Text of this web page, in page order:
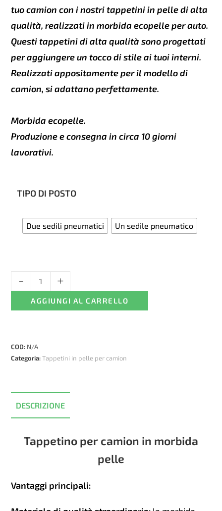
tuo camion con i nostri tappetini in pelle di alta
qualità, realizzati in morbida ecopelle per auto.
Questi tappetini di alta qualità sono progettati
per aggiungere un tocco di stile ai tuoi interni.
Realizzati appositamente per il modello di
camion, si adattano perfettamente.
Morbida ecopelle.
Produzione e consegna in circa 10 giorni
lavorativi.
TIPO DI POSTO
Due sedili pneumatici Un sedile pneumatico
in
MP4/MP5
Automatico
marrone
- +
AGGIUNGI AL CARRELLO
COD: N/A
Categoria:Tappetini in pelle per camion
DESCRIZIONE
Tappetino per camion in morbida
pelle
Vantaggi principali: